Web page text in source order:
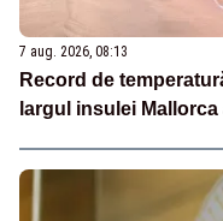
7 aug. 2026, 08:13
Record de
largul insulei